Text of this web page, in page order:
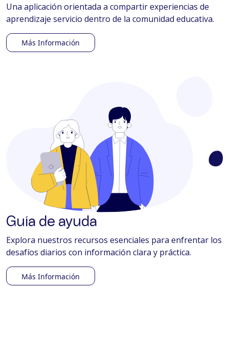
Una aplicación orientada a compartir experiencias de
aprendizaje servicio dentro de la comunidad educativa.
Más Información
Guía de ayuda
Explora nuestros recursos esenciales para enfrentar los
desafíos diarios con información clara y práctica.
Más Información